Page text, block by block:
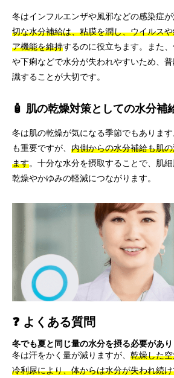
冬はインフルエンザや風邪などの感染症が
切な水分補給は、粘膜を潤し、ウイルス
ア機能を維持するのに役立ちます。また
や下痢などで水分が失われやすいため、
識することが大切です。
🧴 肌の乾燥対策としての水分補
冬は肌の乾燥が気になる季節でもありま
も重要ですが、 内側からの水分補給も肌
ます。十分な水分を摂取することで、肌細
乾燥やかゆみの軽減につながります。
❓ よくある質問
冬でも夏と同じ量の水分を摂る必要があり
冬は汗をかく量が減りますが、 乾燥した
冷利尿により、体からは水分が失われ続